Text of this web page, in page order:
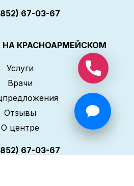
67-03-67
КРАСНОАРМЕЙСКОМ
Услуги
Врачи
Отзывы
О центре
67-03-67